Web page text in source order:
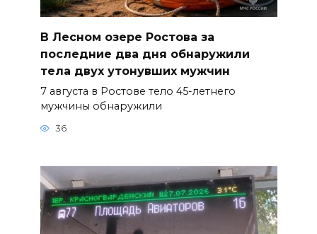
В Лесном озере Ростова за
последние два дня обнаружили
тела двух утонувших мужчин
7 августа в Ростове тело 45-летнего
мужчины обнаружили
36